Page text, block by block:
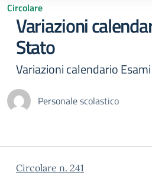
Circolare
Variazioni
Stato
Variazioni calendario
Personale scolastico
Circolare n. 241